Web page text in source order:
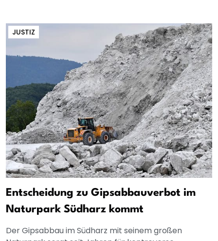
JUSTIZ
Entscheidung zu Gipsabbauverbot im
Naturpark Südharz kommt
Der Gipsabbau im Südharz mit seinem großen